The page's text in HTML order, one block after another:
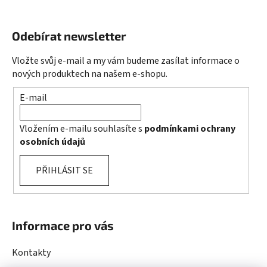
Odebírat newsletter
Vložte svůj e-mail a my vám budeme zasílat informace o
nových produktech na našem e-shopu.
E-mail
Vložením e-mailu souhlasíte s podmínkami ochrany
osobních údajů
PŘIHLÁSIT SE
Informace pro vás
Kontakty